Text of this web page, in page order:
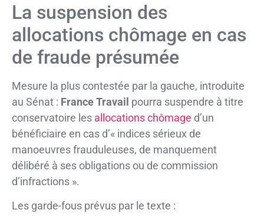
La suspension des
allocations chômage en cas
de fraude présumée
Mesure la plus contestée par la gauche, introduite
au Sénat : France Travail pourra suspendre à titre
conservatoire les allocations chômage d’un
bénéficiaire en cas d’« indices sérieux de
manoeuvres frauduleuses, de manquement
délibéré à ses obligations ou de commission
d’infractions ».
Les garde-fous prévus par le texte :